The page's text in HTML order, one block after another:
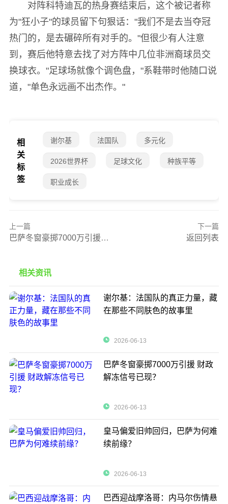
对阵科特迪瓦的热身赛结束后，这个被记者称
为"狂小子"的球员留下句狠话："我们不是去当夺冠
热门的，是去碾碎所有对手的。"但很少有人注意
到，赛后他特意去找了对方阵中几位非洲裔球员交
换球衣。"足球场就像个调色盘，"系鞋带时他随口说
道，"单色永远画不出杰作。"
相
关
标
签
谢尔基 法国队 多元化
2026世界杯 足球文化 种族平等
职业成长
上一篇
巴萨冬窗豪掷7000万引援 财政解冻信号已现？
下一篇
返回列表
相关资讯
谢尔基：法国队的真正力量，藏
在那些不同肤色的故事里
2026-06-13
巴萨冬窗豪掷7000万引援 财政
解冻信号已现？
2026-06-13
皇马偏爱旧帅回归，巴萨为何难
续前缘？
2026-06-13
巴西迎战摩洛哥：内马尔伤情悬